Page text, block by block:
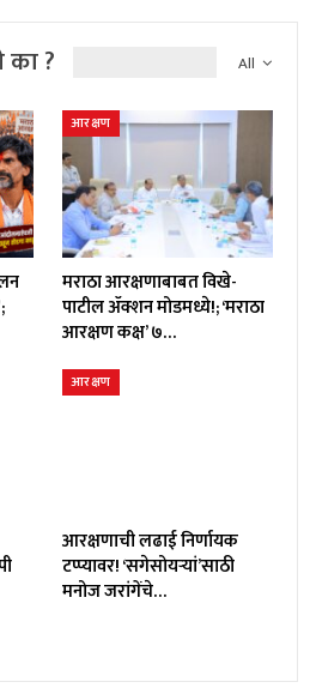
All
का ?
आरक्षण
मराठा आरक्षणाबाबत विखे-
पाटील ॲक्शन मोडमध्ये!; ‘मराठा
आरक्षण कक्ष’ ७…
आरक्षण
आरक्षणाची लढाई निर्णायक
टप्प्यावर! ‘सगेसोयऱ्यां’साठी
मनोज जरांगेंचे…